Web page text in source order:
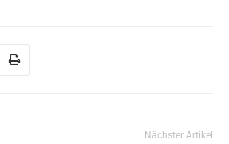
Nächster Artikel